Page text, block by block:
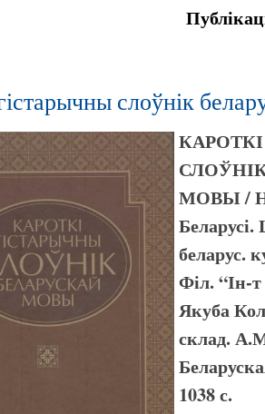
слоўнік
МОВЫ/
Беларусі.
беларус.
Філ. “Ін-
Якуба
склад.
1038 с.